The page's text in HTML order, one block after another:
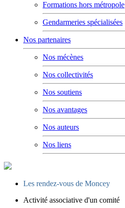
Formations hors métropole
Gendarmeries spécialisées
Nos partenaires
Nos mécènes
Nos collectivités
Nos soutiens
Nos avantages
Nos auteurs
Nos liens
Les rendez-vous de Moncey
Activité associative d'un comité